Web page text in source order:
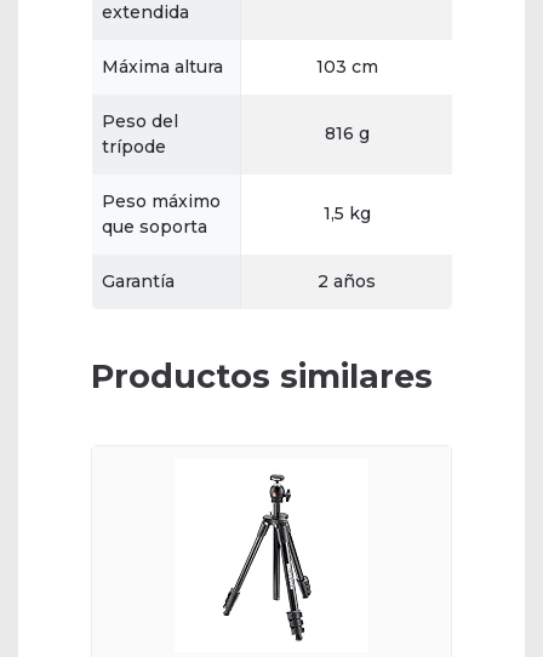
extendida
Máxima altura 103 cm
Peso del
trípode
816 g
Peso máximo
que soporta
1,5 kg
Garantía 2 años
Productos similares